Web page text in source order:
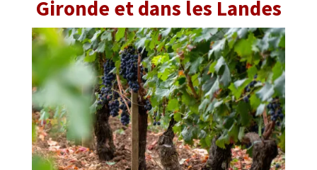
Gironde et dans les Landes